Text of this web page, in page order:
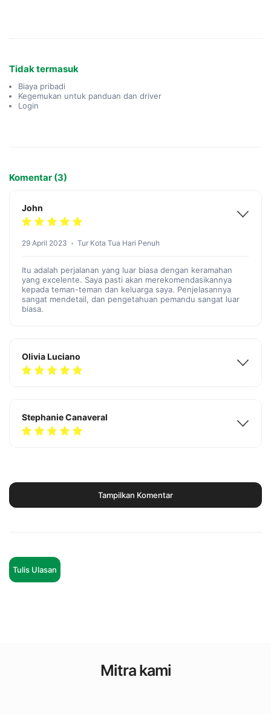
Tidak termasuk
Biaya pribadi
Kegemukan untuk panduan dan driver
Login
Komentar (3)
John
29 April 2023 Tur Kota Tua Hari Penuh
Itu adalah perjalanan yang luar biasa dengan keramahan
yang excelente. Saya pasti akan merekomendasikannya
kepada teman-teman dan keluarga saya. Penjelasannya
sangat mendetail, dan pengetahuan pemandu sangat luar
biasa.
Olivia Luciano
Stephanie Canaveral
Tampilkan Komentar
Tulis Ulasan
Mitra kami